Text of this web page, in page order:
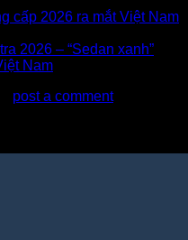
cấp 2026 ra mắt Việt Nam
2026 – “Sedan xanh”
Nam
post a comment.